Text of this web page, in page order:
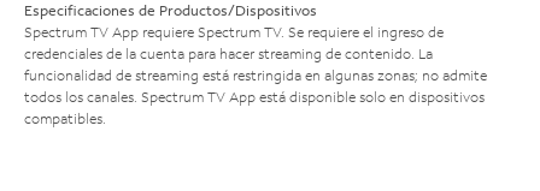
Especificaciones de Productos/Dispositivos
Spectrum TV App requiere Spectrum TV. Se requiere el ingreso de
credenciales de la cuenta para hacer streaming de contenido. La
funcionalidad de streaming está restringida en algunas zonas; no admite
todos los canales. Spectrum TV App está disponible solo en dispositivos
compatibles.